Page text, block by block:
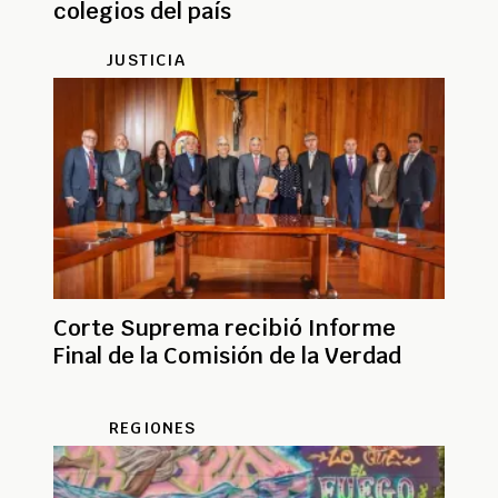
colegios del país
JUSTICIA
Corte Suprema recibió Informe
Final de la Comisión de la Verdad
REGIONES